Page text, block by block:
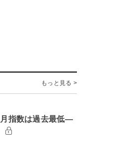
もっと見る >
指数は過去最低―